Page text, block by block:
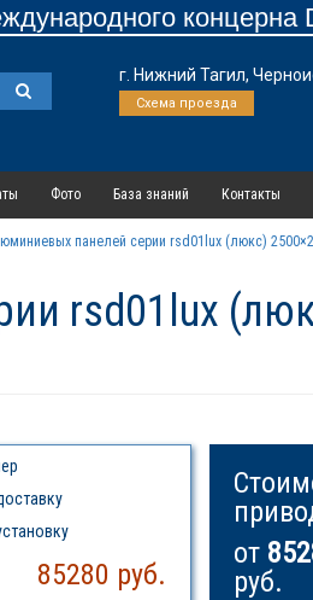
концерна
г. Нижний Тагил,
Схема проезда
Фото База знаний Контакты
панелей серии rsd01lux (люкс)
rsd01lux
85280 руб.
от
руб.